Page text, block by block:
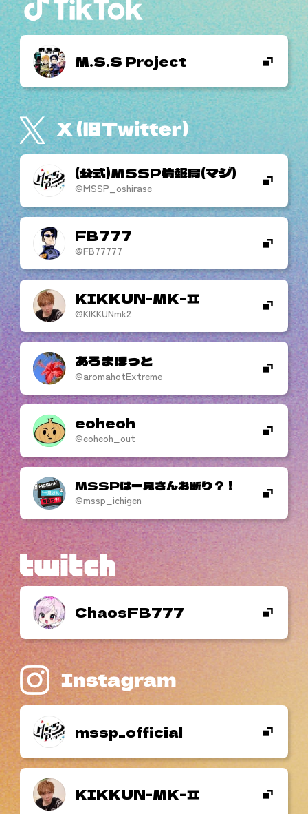
M.S.S Project
(公式)MSSP情報局(マジ)
@MSSP_oshirase
FB777
@FB77777
KIKKUN-MK-
@KIKKUNmk2
あろまほっと
@aromahotExtreme
eoheoh
@eoheoh_out
MSSPは一見さんお断り？！
@mssp_ichigen
ChaosFB777
mssp_official
KIKKUN-MK-